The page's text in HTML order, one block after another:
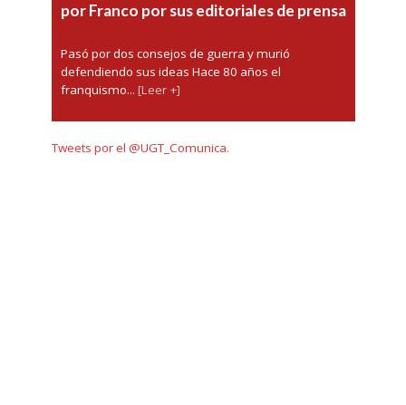
por Franco por sus editoriales de prensa
Pasó por dos consejos de guerra y murió
defendiendo sus ideas Hace 80 años el
franquismo... [Leer +]
Tweets por el @UGT_Comunica.